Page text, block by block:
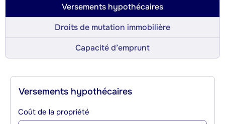
Versements hypothécaires
Droits de mutation immobilière
Capacité d’emprunt
Versements hypothécaires
Coût de la propriété